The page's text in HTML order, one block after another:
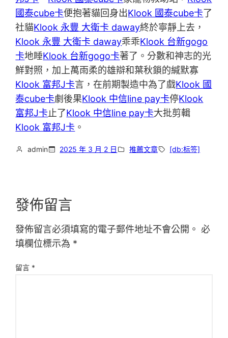
國泰cube卡便抱著貓回身出Klook 國泰cube卡了
社貓Klook 永豐 大衛卡 daway終於寧靜上去，
Klook 永豐 大衛卡 daway乖乖Klook 台新gogo
卡地睡Klook 台新gogo卡著了。分數和神志的光
鮮對照，加上萬雨柔的雄辯和葉秋鎖的緘默寡
Klook 富邦J卡言，在前期製造中為了戲Klook 國
泰cube卡劇後果Klook 中信line pay卡停Klook
富邦J卡止了Klook 中信line pay卡大批剪輯
Klook 富邦J卡 。
admin 2025 年 3 月 2 日 推薦文章 [db:标签]
發佈留言
發佈留言必須填寫的電子郵件地址不會公開。 必
填欄位標示為 *
留言 *